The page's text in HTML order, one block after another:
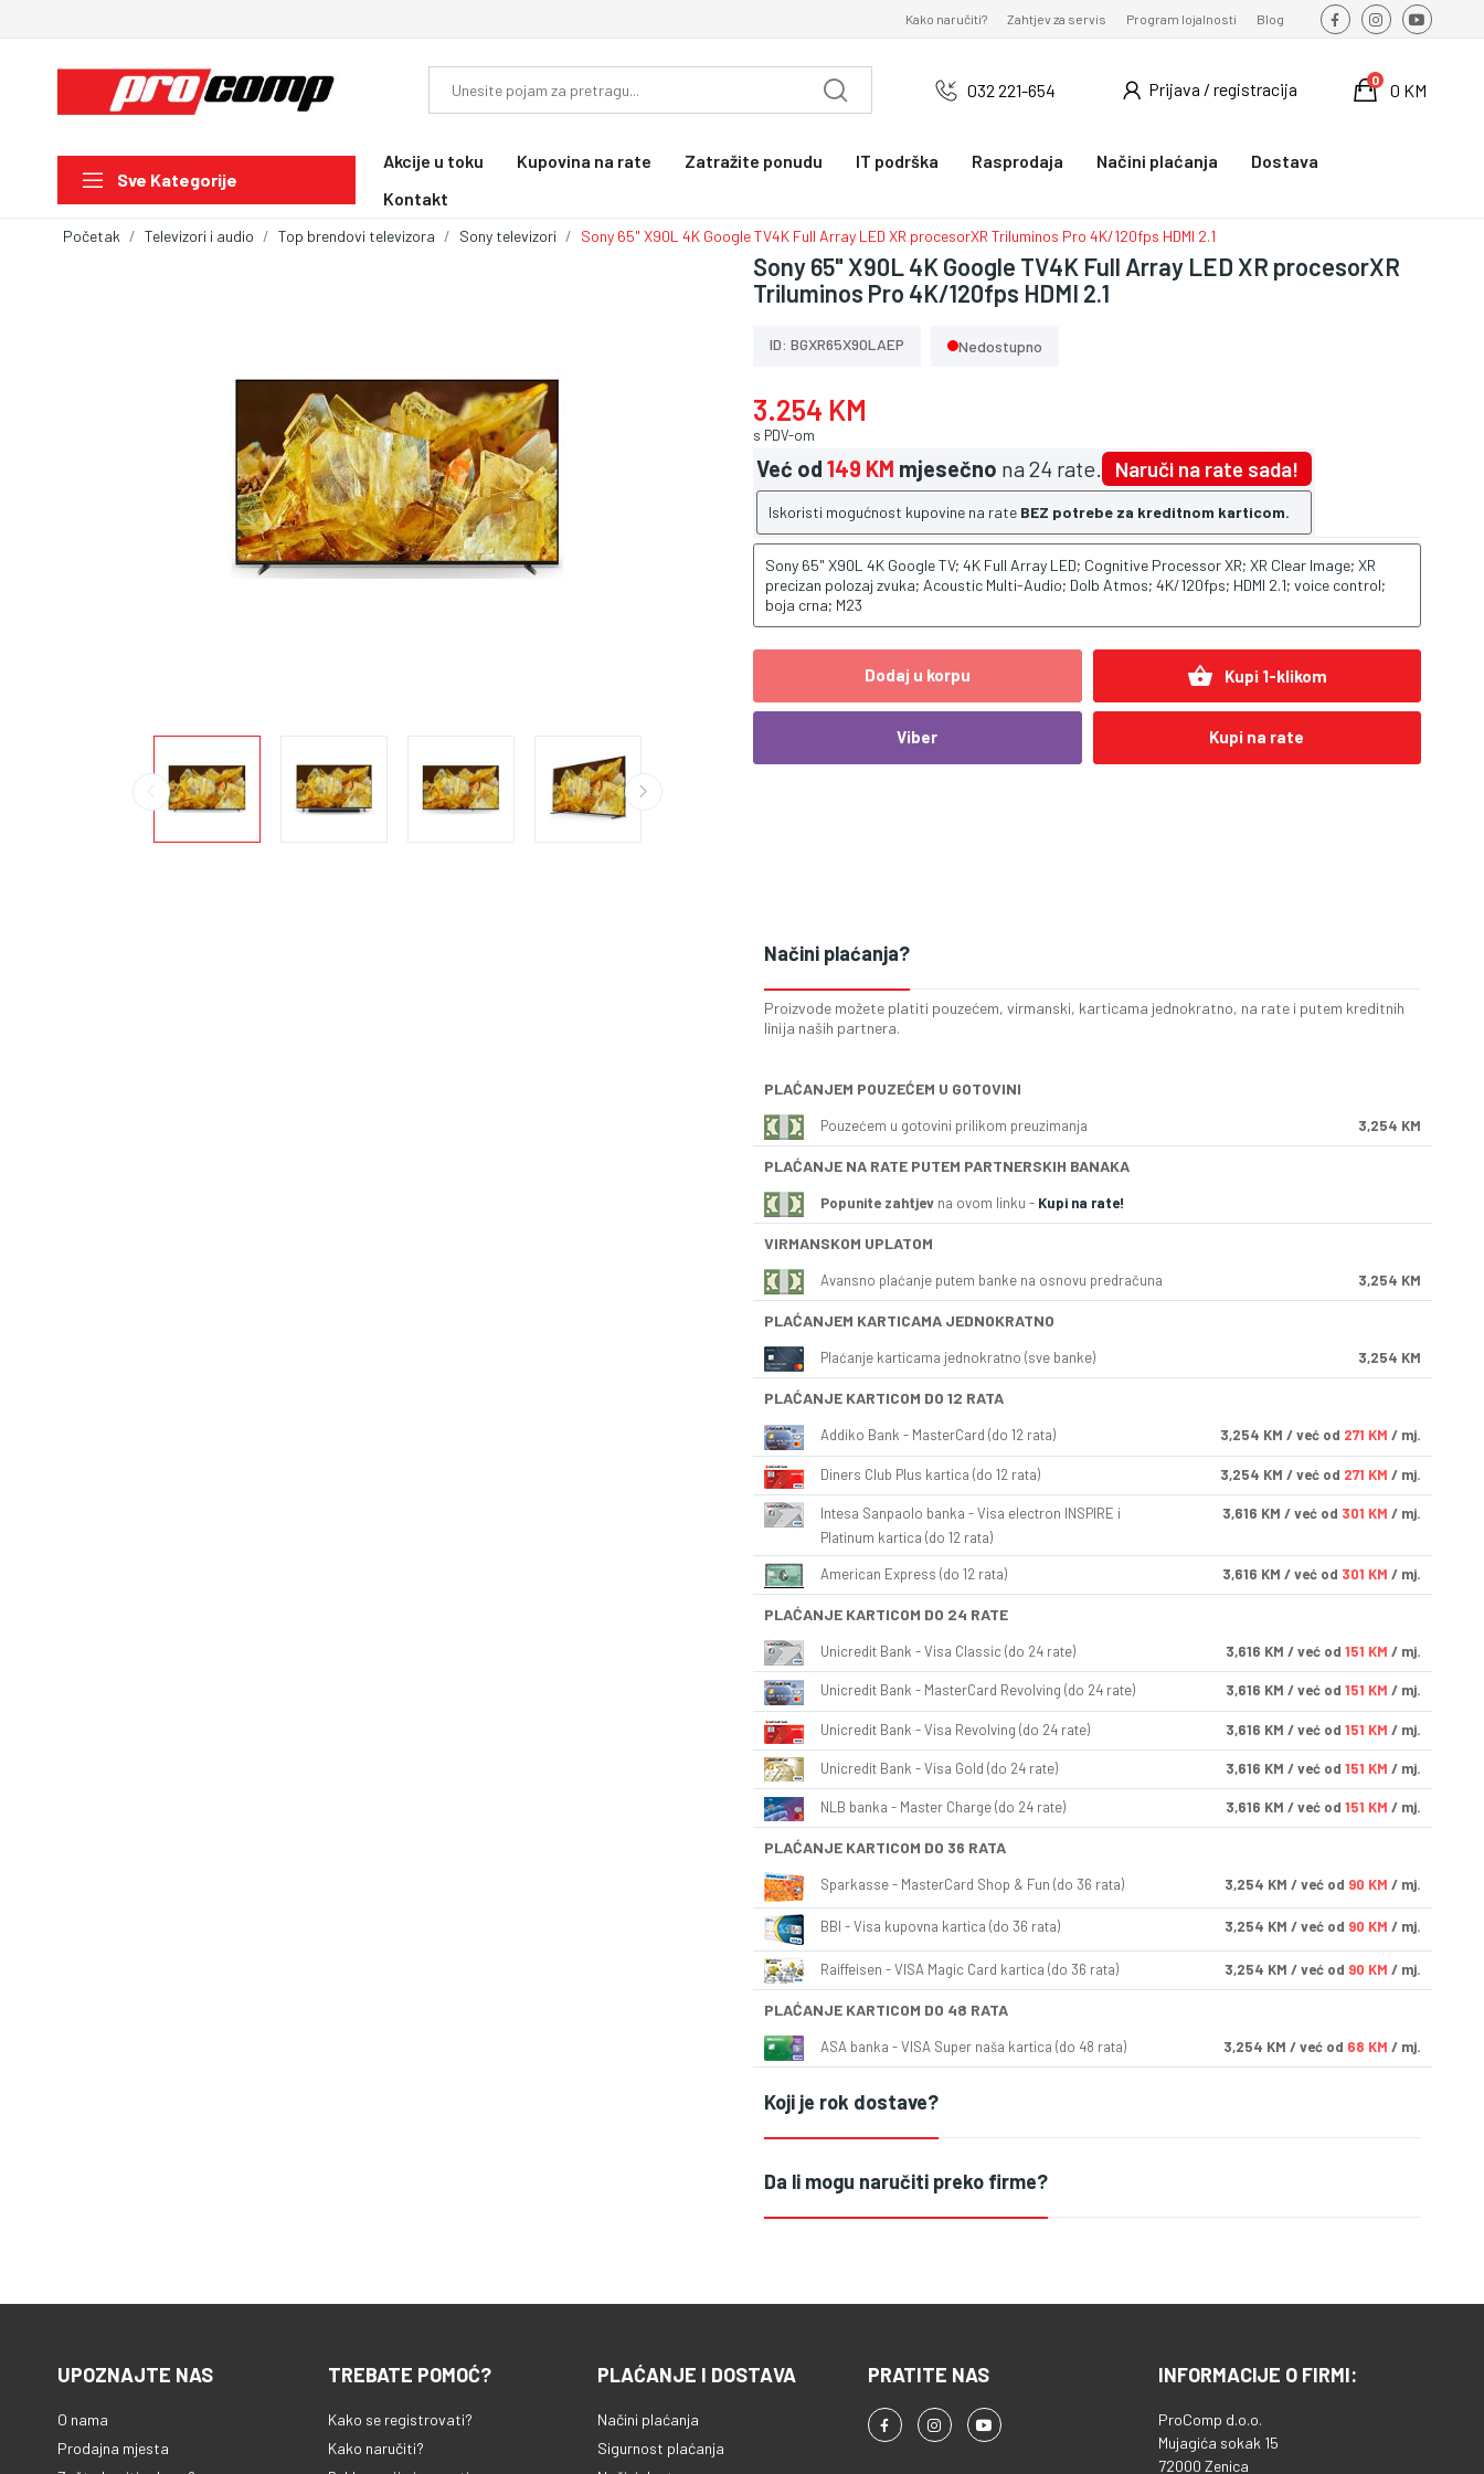
Kako naručiti? Zahtjev za servis Program lojalnosti Blog
032 221-654 Prijava / registracija 0 KM
0
Sve Kategorije
Akcije u toku Kupovina na rate Zatražite ponudu IT podrška Rasprodaja Načini plaćanja
Dostava
Kontakt
Početak Televizori i audio Top brendovi televizora Sony televizori Sony 65" X90L 4K Google TV4K Full Array LED XR procesorXR Triluminos Pro 4K/120fps HDMI 2.1
Sony 65" X90L 4K Google TV4K Full Array LED XR procesorXR
Triluminos Pro 4K/120fps HDMI 2.1
ID: BGXR65X90LAEP Nedostupno
3.254 KM
s PDV-om
Već od 149 KM mjesečno na 24 rate. Naruči na rate sada!
Iskoristi mogućnost kupovine na rate BEZ potrebe za kreditnom karticom.
Sony 65" X90L 4K Google TV; 4K Full Array LED; Cognitive Processor XR; XR Clear Image; XR
precizan polozaj zvuka; Acoustic Multi-Audio; Dolb Atmos; 4K/120fps; HDMI 2.1; voice control;
boja crna; M23
Dodaj u korpu shopping_basket Kupi 1-klikom
Viber Kupi na rate
Načini plaćanja?
Proizvode možete platiti pouzećem, virmanski, karticama jednokratno, na rate i putem kreditnih
linija naših partnera.
PLAĆANJEM POUZEĆEM U GOTOVINI
Pouzećem u gotovini prilikom preuzimanja 3,254 KM
PLAĆANJE NA RATE PUTEM PARTNERSKIH BANAKA
Popunite zahtjev na ovom linku - Kupi na rate!
VIRMANSKOM UPLATOM
Avansno plaćanje putem banke na osnovu predračuna 3,254 KM
PLAĆANJEM KARTICAMA JEDNOKRATNO
Plaćanje karticama jednokratno (sve banke) 3,254 KM
PLAĆANJE KARTICOM DO 12 RATA
Addiko Bank - MasterCard (do 12 rata) 3,254 KM / već od 271 KM / mj.
Diners Club Plus kartica (do 12 rata) 3,254 KM / već od 271 KM / mj.
Intesa Sanpaolo banka - Visa electron INSPIRE i
Platinum kartica (do 12 rata)
3,616 KM / već od 301 KM / mj.
American Express (do 12 rata) 3,616 KM / već od 301 KM / mj.
PLAĆANJE KARTICOM DO 24 RATE
Unicredit Bank - Visa Classic (do 24 rate) 3,616 KM / već od 151 KM / mj.
Unicredit Bank - MasterCard Revolving (do 24 rate) 3,616 KM / već od 151 KM / mj.
Unicredit Bank - Visa Revolving (do 24 rate) 3,616 KM / već od 151 KM / mj.
Unicredit Bank - Visa Gold (do 24 rate) 3,616 KM / već od 151 KM / mj.
NLB banka - Master Charge (do 24 rate) 3,616 KM / već od 151 KM / mj.
PLAĆANJE KARTICOM DO 36 RATA
Sparkasse - MasterCard Shop & Fun (do 36 rata) 3,254 KM / već od 90 KM / mj.
BBI - Visa kupovna kartica (do 36 rata) 3,254 KM / već od 90 KM / mj.
Raiffeisen - VISA Magic Card kartica (do 36 rata) 3,254 KM / već od 90 KM / mj.
PLAĆANJE KARTICOM DO 48 RATA
ASA banka - VISA Super naša kartica (do 48 rata) 3,254 KM / već od 68 KM / mj.
Koji je rok dostave?
Da li mogu naručiti preko firme?
UPOZNAJTE NAS
O nama
Prodajna mjesta
TREBATE POMOĆ?
Kako se registrovati?
Kako naručiti?
PLAĆANJE I DOSTAVA
Načini plaćanja
Sigurnost plaćanja
PRATITE NAS INFORMACIJE O FIRMI:
ProComp d.o.o.
Mujagića sokak 15
72000 Zenica